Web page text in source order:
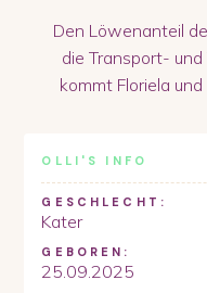
Den Löwenanteil
die Transport-
kommt Floriela
OLLI 'S INFO
GESCHLECHT:
Kater
GEBOREN:
25.09.2025